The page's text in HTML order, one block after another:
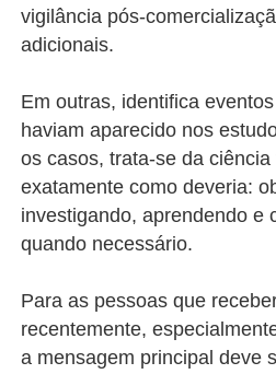
vigilância pós-
adicionais.
Em outras, identifica
haviam aparecido nos
os casos, trata-se da
exatamente como deveria:
investigando, aprendendo e
quando necessário.
Para as pessoas que
recentemente,
a mensagem principal deve